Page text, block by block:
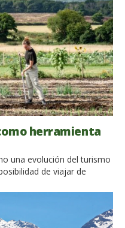
la sostenibilidad
herramienta
una evolución del turismo
de viajar de
Participar activamente
el fortalecimiento de
del patrimonio cultural